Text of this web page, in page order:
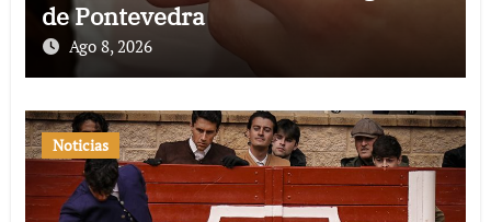
de Pontevedra
Ago 8, 2026
Noticias